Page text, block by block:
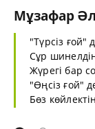
Мұзафар
"Түрсіз
Сұр
Жүрегі бар
"Өңсіз ғой"
Бөз